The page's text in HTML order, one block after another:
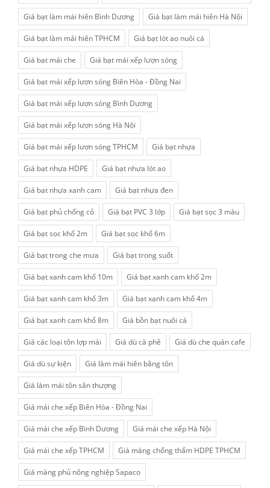
Giá bạt làm mái hiên Bình Dương Giá bạt làm mái hiên Hà Nội
Giá bạt làm mái hiên TPHCM Giá bạt lót ao nuôi cá
Giá bạt mái che Giá bạt mái xếp lượn sóng
Giá bạt mái xếp lượn sóng Biên Hòa - Đồng Nai
Giá bạt mái xếp lượn sóng Bình Dương
Giá bạt mái xếp lượn sóng Hà Nội
Giá bạt mái xếp lượn sóng TPHCM Giá bạt nhựa
Giá bạt nhựa HDPE Giá bạt nhựa lót ao
Giá bạt nhựa xanh cam Giá bạt nhựa đen
Giá bạt phủ chống cỏ Giá bạt PVC 3 lớp Giá bạt sọc 3 màu
Giá bạt sọc khổ 2m Giá bạt sọc khổ 6m
Giá bạt trong che mưa Giá bạt trong suốt
Giá bạt xanh cam khổ 10m Giá bạt xanh cam khổ 2m
Giá bạt xanh cam khổ 3m Giá bạt xanh cam khổ 4m
Giá bạt xanh cam khổ 8m Giá bồn bạt nuôi cá
Giá các loại tôn lợp mái Giá dù cà phê Giá dù che quán cafe
Giá dù sự kiện Giá làm mái hiên bằng tôn
Giá làm mái tôn sân thượng
Giá mái che xếp Biên Hòa - Đồng Nai
Giá mái che xếp Bình Dương Giá mái che xếp Hà Nội
Giá mái che xếp TPHCM Giá màng chống thấm HDPE TPHCM
Giá màng phủ nông nghiệp Sapaco